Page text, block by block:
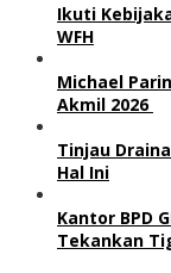
Ikuti
WFH
Michael
Akmil 2026
Tinjau
Hal Ini
Kantor BPD
Tekankan